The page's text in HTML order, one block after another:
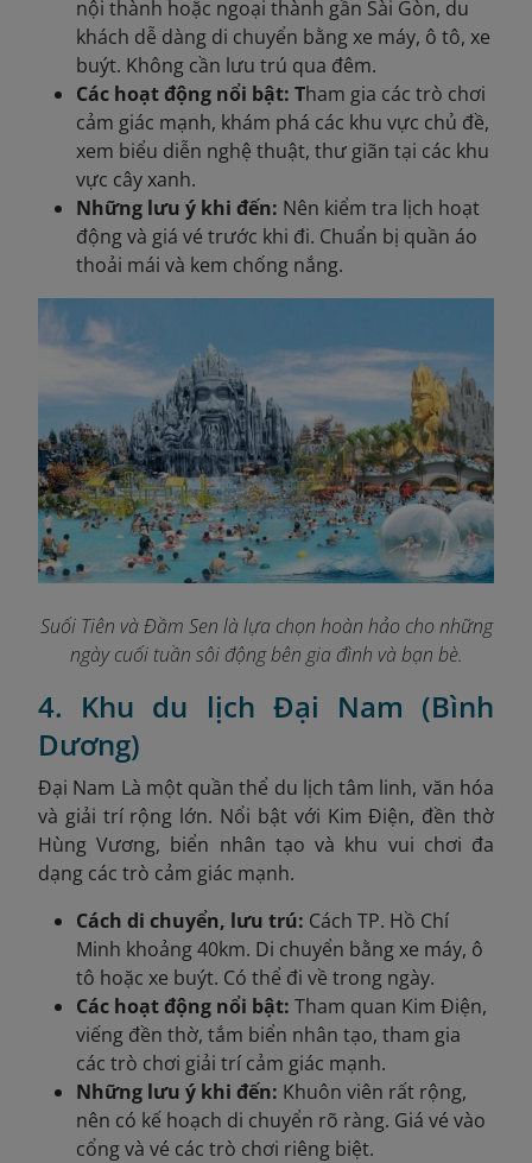
nội thành hoặc ngoại thành gần Sài Gòn, du
khách dễ dàng di chuyển bằng xe máy, ô tô, xe
buýt. Không cần lưu trú qua đêm.
Các hoạt động nổi bật: Tham gia các trò chơi
cảm giác mạnh, khám phá các khu vực chủ đề,
xem biểu diễn nghệ thuật, thư giãn tại các khu
vực cây xanh.
Những lưu ý khi đến: Nên kiểm tra lịch hoạt
động và giá vé trước khi đi. Chuẩn bị quần áo
thoải mái và kem chống nắng.
Suối Tiên và Đầm Sen là lựa chọn hoàn hảo cho những
ngày cuối tuần sôi động bên gia đình và bạn bè.
4. Khu du lịch Đại Nam (Bình
Dương)
Đại Nam Là một quần thể du lịch tâm linh, văn hóa
và giải trí rộng lớn. Nổi bật với Kim Điện, đền thờ
Hùng Vương, biển nhân tạo và khu vui chơi đa
dạng các trò cảm giác mạnh.
Cách di chuyển, lưu trú: Cách TP. Hồ Chí
Minh khoảng 40km. Di chuyển bằng xe máy, ô
tô hoặc xe buýt. Có thể đi về trong ngày.
Các hoạt động nổi bật: Tham quan Kim Điện,
viếng đền thờ, tắm biển nhân tạo, tham gia
các trò chơi giải trí cảm giác mạnh.
Những lưu ý khi đến: Khuôn viên rất rộng,
nên có kế hoạch di chuyển rõ ràng. Giá vé vào
cổng và vé các trò chơi riêng biệt.